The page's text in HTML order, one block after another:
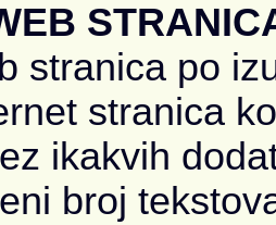
stranica po
stranica
ikakvih
broj